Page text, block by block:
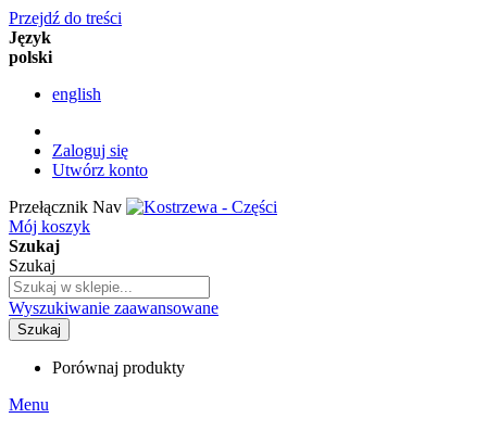
Przejdź do treści
Język
polski
english
Zaloguj się
Utwórz konto
Przełącznik Nav
Mój koszyk
Szukaj
Szukaj
Wyszukiwanie zaawansowane
Szukaj
Porównaj produkty
Menu